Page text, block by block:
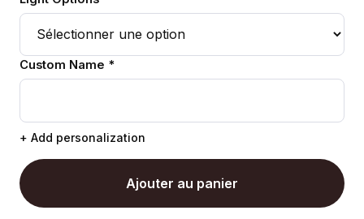
Custom Name *
+ Add personalization
Ajouter au panier